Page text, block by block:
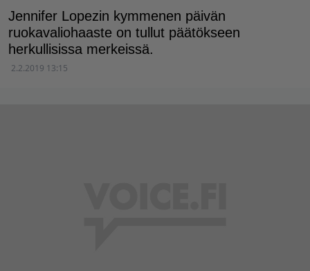
Jennifer Lopezin kymmenen päivän
ruokavaliohaaste on tullut päätökseen
herkullisissa merkeissä.
2.2.2019 13:15